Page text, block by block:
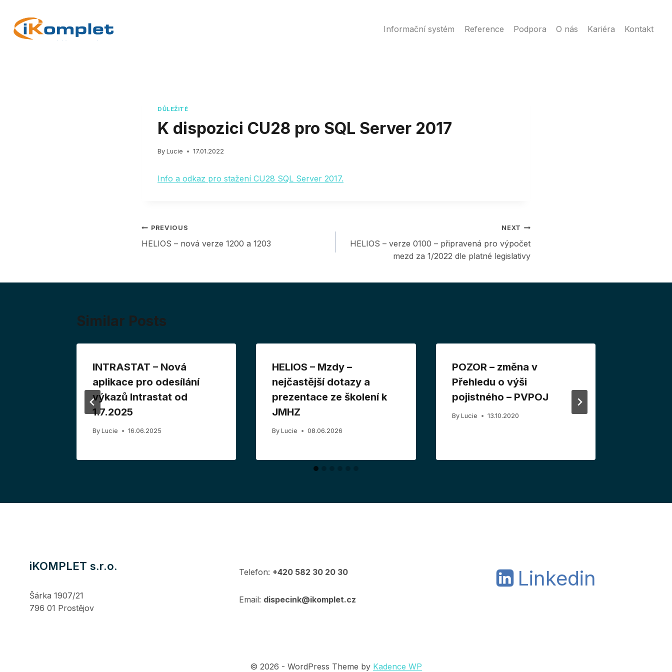
content
Informační systém Reference Podpora O nás Kariéra Kontakt
DŮLEŽITÉ
K dispozici CU28 pro SQL Server 2017
By Lucie 17.01.2022
Info a odkaz pro stažení CU28 SQL Server 2017.
Post
navigation
PREVIOUS
HELIOS – nová verze 1200 a 1203
NEXT
HELIOS – verze 0100 – připravená pro výpočet
mezd za 1/2022 dle platné legislativy
Similar Posts
INTRASTAT – Nová
aplikace pro odesílání
výkazů Intrastat od
1.7.2025
By Lucie 16.06.2025
HELIOS – Mzdy –
nejčastější dotazy a
prezentace ze školení k
JMHZ
By Lucie 08.06.2026
POZOR – změna v
Přehledu o výši
pojistného – PVPOJ
By Lucie 13.10.2020
iKOMPLET s.r.o.
Šárka 1907/21
796 01 Prostějov
Telefon: +420 582 30 20 30
Email: dispecink@ikomplet.cz
Linkedin
© 2026 - WordPress Theme by Kadence WP